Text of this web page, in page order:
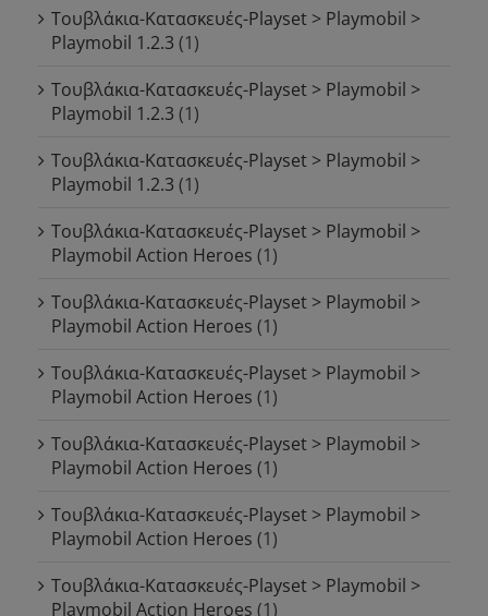
Τουβλάκια-Κατασκευές-Playset > Playmobil >
Playmobil 1.2.3 (1)
Τουβλάκια-Κατασκευές-Playset > Playmobil >
Playmobil 1.2.3 (1)
Τουβλάκια-Κατασκευές-Playset > Playmobil >
Playmobil 1.2.3 (1)
Τουβλάκια-Κατασκευές-Playset > Playmobil >
Playmobil Action Heroes (1)
Τουβλάκια-Κατασκευές-Playset > Playmobil >
Playmobil Action Heroes (1)
Τουβλάκια-Κατασκευές-Playset > Playmobil >
Playmobil Action Heroes (1)
Τουβλάκια-Κατασκευές-Playset > Playmobil >
Playmobil Action Heroes (1)
Τουβλάκια-Κατασκευές-Playset > Playmobil >
Playmobil Action Heroes (1)
Τουβλάκια-Κατασκευές-Playset > Playmobil >
Playmobil Action Heroes (1)